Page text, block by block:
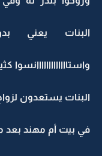
البنات يعني
البنات يستعدون
في بيت أم مهند بعد